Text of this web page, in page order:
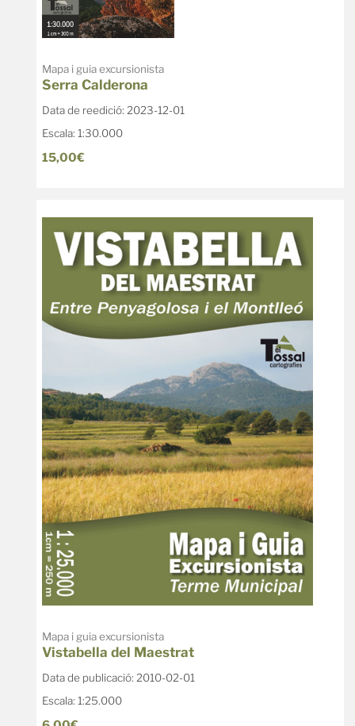
Mapa i guia excursionista
Serra Calderona
Data de reedició: 2023-12-01
Escala: 1:30.000
15,00€
Mapa i guia excursionista
Vistabella del Maestrat
Data de publicació: 2010-02-01
Escala: 1:25.000